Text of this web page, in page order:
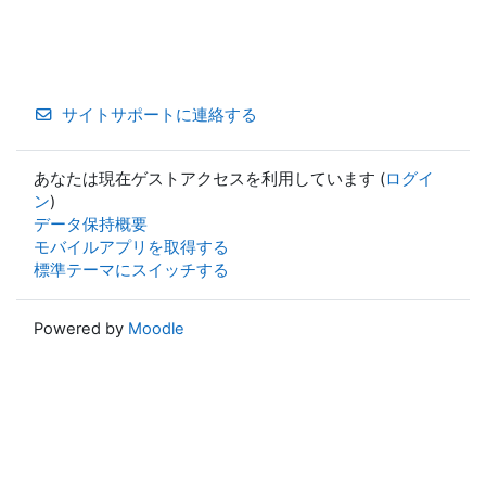
サイトサポートに連絡する
あなたは現在ゲストアクセスを利用しています (ログイ
ン)
データ保持概要
モバイルアプリを取得する
標準テーマにスイッチする
Powered by Moodle